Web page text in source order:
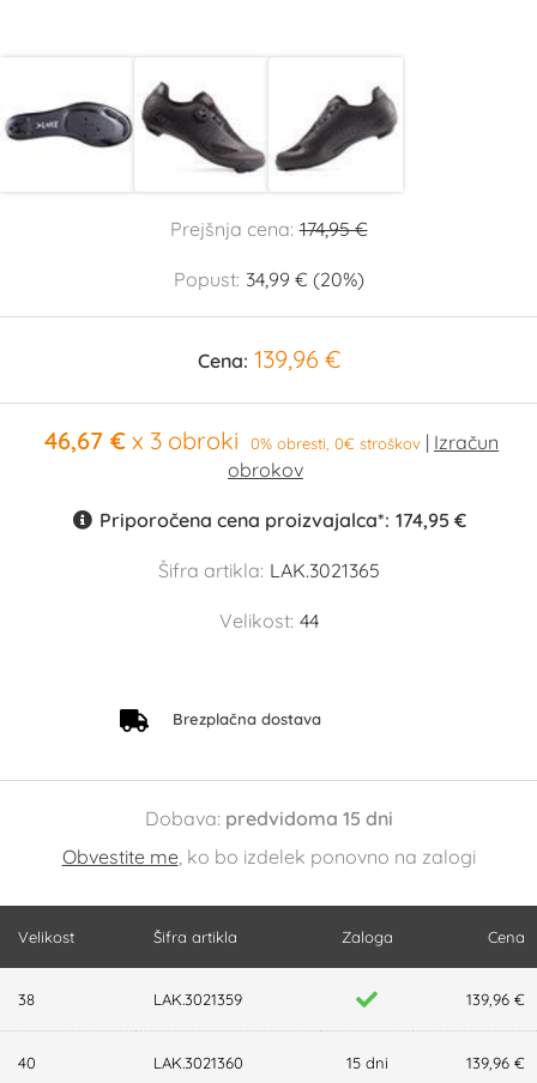
Prejšnja cena: 174,95 €
Popust: 34,99 € (20%)
Cena: 139,96 €
46,67 € x 3 obroki 0% obresti, 0€ stroškov
Priporočena cena proizvajalca*: 174,95 €
Šifra artikla: LAK.3021365
Velikost: 44
Brezplačna dostava
Dobava: predvidoma 15 dni
Obvestite me, ko bo izdelek ponovno na zalogi
Velikost Šifra artikla Zaloga Cena
38 LAK.3021359 139,96 €
40 LAK.3021360 15 dni 139,96 €